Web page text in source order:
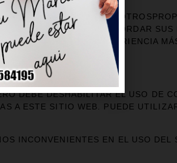
POR:
SITIO WEB, COMO RECORDAR
BRINDARLE UNA EXPERIENCIA
EL SITIO WEB.
DEBE DESHABILITAR EL USO DE
A ESTE SITIO WEB. PUEDE
INCONVENIENTES EN EL USO